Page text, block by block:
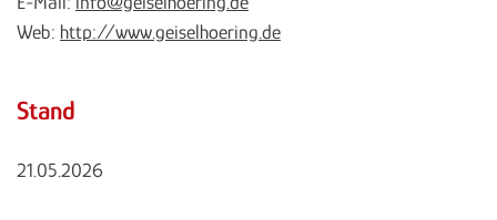
Web: http://www.geiselhoering.de
Stand
21.05.2026